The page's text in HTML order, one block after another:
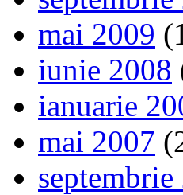
mai 2009
iunie 2008
ianuarie
mai 2007
septembrie